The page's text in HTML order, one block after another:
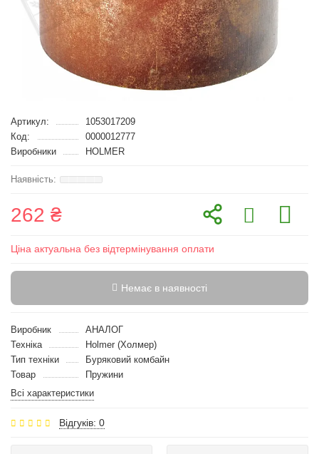
Артикул:
1053017209
Код:
0000012777
Виробники
HOLMER
262 ₴
Ціна актуальна без відтермінування оплати
Немає в наявності
Виробник
АНАЛОГ
Техніка
Holmer (Холмер)
Тип техніки
Буряковий комбайн
Товар
Пружини
Всі характеристики
Відгуків: 0